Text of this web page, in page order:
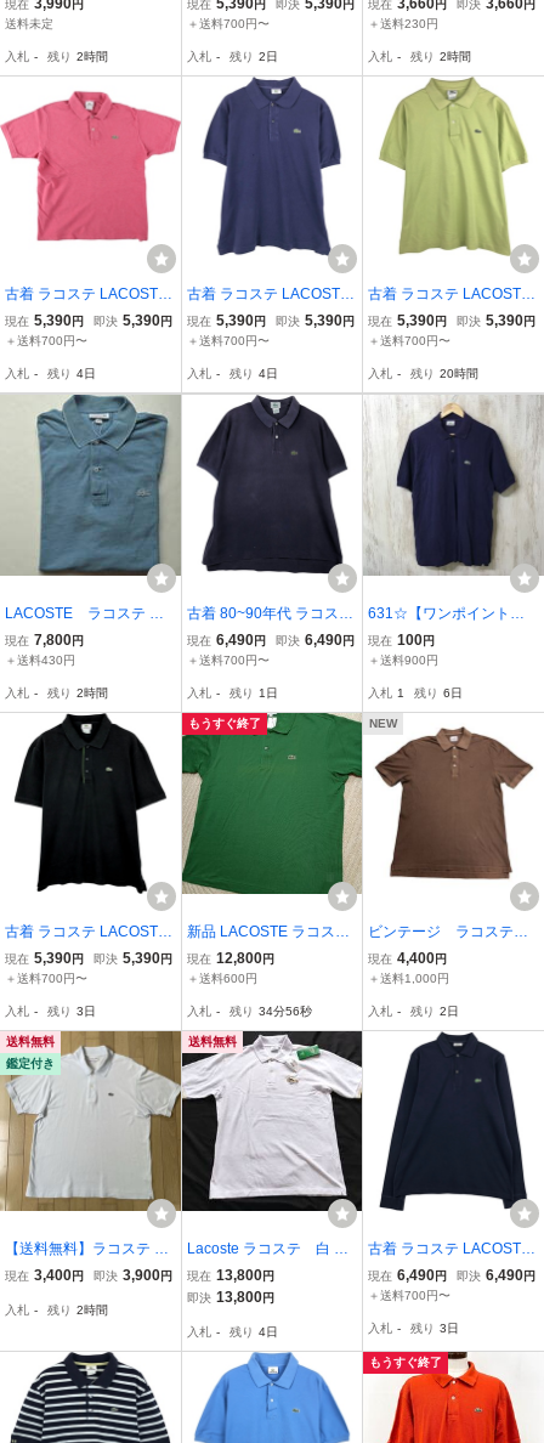
入/鹿の子★ポケ付き半袖
現在
円
送料未定
入札 - 残り 2時間
ャツ 6 メンズXL相当 /eaa
現在 円 即決
円
＋送料700円〜
入札 - 残り 2日
イント 半袖 ポロシャツ si
n Peru 希少 大きいサイズ
現在 円 即決
円
＋送料230円
入札 - 残り 2時間
古着 ラコステ LACOSTE
フランス企画 半袖 ポロシ
ャツ 6 メンズXL相当 /eaa
現在 5,390円 即決 5,390円
＋送料700円〜
入札 - 残り 4日
古着 ラコステ LACOSTE
半袖 ポロシャツ 6 メンズ
XL相当 /eaa657594
現在 5,390円 即決 5,390円
＋送料700円〜
入札 - 残り 4日
古着 ラコステ LACOSTE
フランス企画 半袖 ポロシ
ャツ 6 メンズXL相当 /eaa
現在 5,390円 即決 5,390円
＋送料700円〜
入札 - 残り 20時間
LACOSTE ラコステ イ
ンディゴ ピケ ポロシャ
ツ インディゴブルー 6
現在 7,800円
＋送料430円
入札 - 残り 2時間
古着 80~90年代 ラコステ
LACOSTE IZOD 半袖 ポ
ロシャツ USA製 メンズX
23987
現在 6,490円 即決 6,490円
＋送料700円〜
入札 - 残り 1日
631☆【ワンポイントロ
ゴ ポロシャツ 半袖】LAC
OSTE ラコステ 紺 6
現在 100円
＋送料900円
入札 1 残り 6日
古着 ラコステ LACOSTE
フランス企画 半袖 ポロシ
ャツ 6 メンズXL相当 /eaa
現在 5,390円 即決 5,390円
＋送料700円〜
入札 - 残り 3日
もうすぐ終了
新品 LACOSTE ラコステ
鹿の子 半袖 ポロシャツ
グリーン 緑 SIZE 6 XL L1
現在 12,800円
＋送料600円
入札 - 残り 34分55秒
NEW
ビンテージ ラコステ
半袖 ポロシャツ 2607
現在 4,400円
＋送料1,000円
入札 - 残り 2日
送料無料
鑑定付き
【送料無料】ラコステ LA
COSTE 半袖 ポロシャツ
現在 3,400円 即決 3,900円
入札 - 残り 2時間
送料無料
Lacoste ラコステ 白 ポ
ロシャツ ６ ９０ｓ
DEVANLEY社
現在 13,800円
即決 13,800円
入札 - 残り 4日
古着 ラコステ LACOSTE
フランス企画 長袖 ポロシ
ャツ 6 メンズXL相当 /eaa
現在 6,490円 即決 6,490円
＋送料700円〜
入札 - 残り 3日
もうすぐ終了